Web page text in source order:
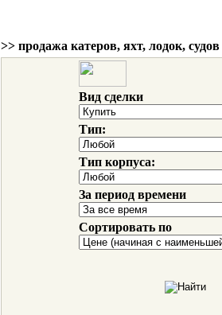
>> продажа катеров, яхт, лодок, судов
Вид сделки
Тип:
Тип корпуса:
За период времени
Сортировать по